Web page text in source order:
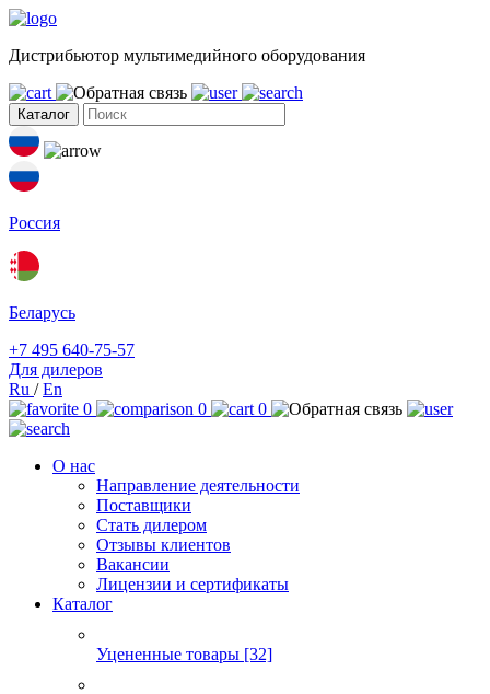
Дистрибьютор мультимедийного оборудования
Каталог
Россия
Беларусь
+7 495 640-75-57
Для дилеров
Ru /En
0
0 0
О нас
Направление деятельности
Поставщики
Стать дилером
Отзывы клиентов
Вакансии
Лицензии и сертификаты
Каталог
Уцененные товары [32]